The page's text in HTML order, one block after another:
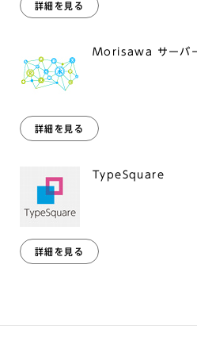
詳細を見る
Morisawa サーバ
詳細を見る
TypeSquare
詳細を見る